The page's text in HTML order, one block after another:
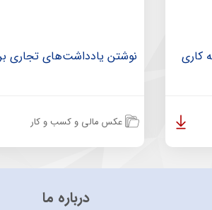
کاری نوشتن یادداشت‌های تجاری
عکس مالی و کسب و کار
درباره ما